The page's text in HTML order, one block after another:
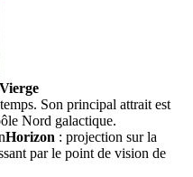
Vierge
Son principal attrait est
Nord galactique.
Horizon : projection sur la
par le point de vision de